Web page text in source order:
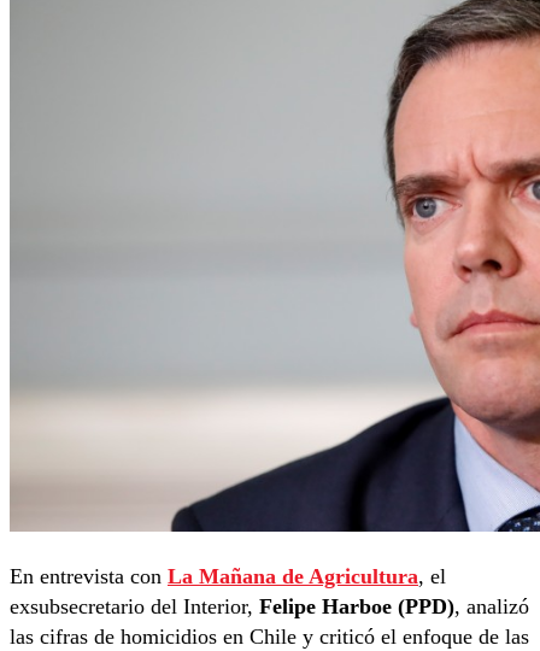
En entrevista con La Mañana de Agricultura, el
exsubsecretario del Interior, Felipe Harboe (PPD), analizó
las cifras de homicidios en Chile y criticó el enfoque de las